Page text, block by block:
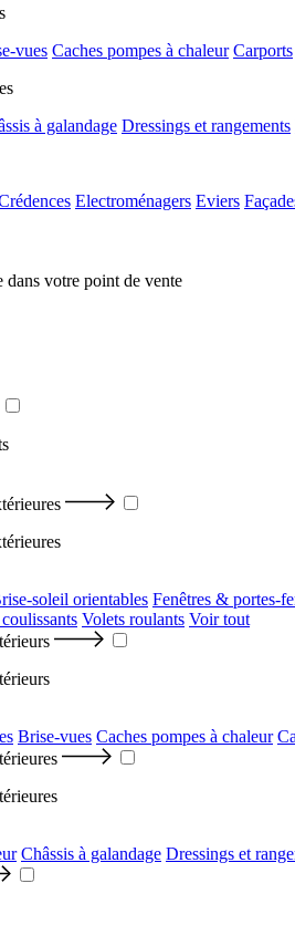
vues Caches pompes à chaleur Carports
à galandage Dressings et rangements
Electroménagers Eviers
votre point de vente
soleil orientables Fenêtres & portes-
Volets roulants Voir tout
Brise-vues Caches pompes à chaleur
Châssis à galandage Dressings et